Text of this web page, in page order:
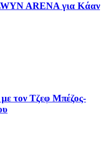
ARENA για Κάαν
τον Τζεφ Μπέζος-